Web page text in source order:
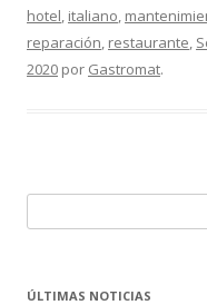
hotel italiano
reparación restaurante
2020 por Gastromat.
u
c
ÚLTIMAS NOTICIAS